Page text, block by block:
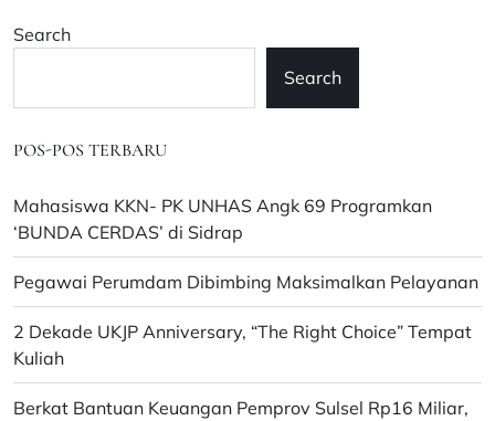
Search
Search
POS-POS TERBARU
Mahasiswa KKN- PK UNHAS Angk 69 Programkan
‘BUNDA CERDAS’ di Sidrap
Pegawai Perumdam Dibimbing Maksimalkan Pelayanan
2 Dekade UKJP Anniversary, “The Right Choice” Tempat
Kuliah
Berkat Bantuan Keuangan Pemprov Sulsel Rp16 Miliar,